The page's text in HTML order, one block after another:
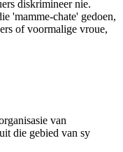
diskrimineer nie.
'mamme-chate' gedoen,
of voormalige vroue,
van
uit die gebied van sy